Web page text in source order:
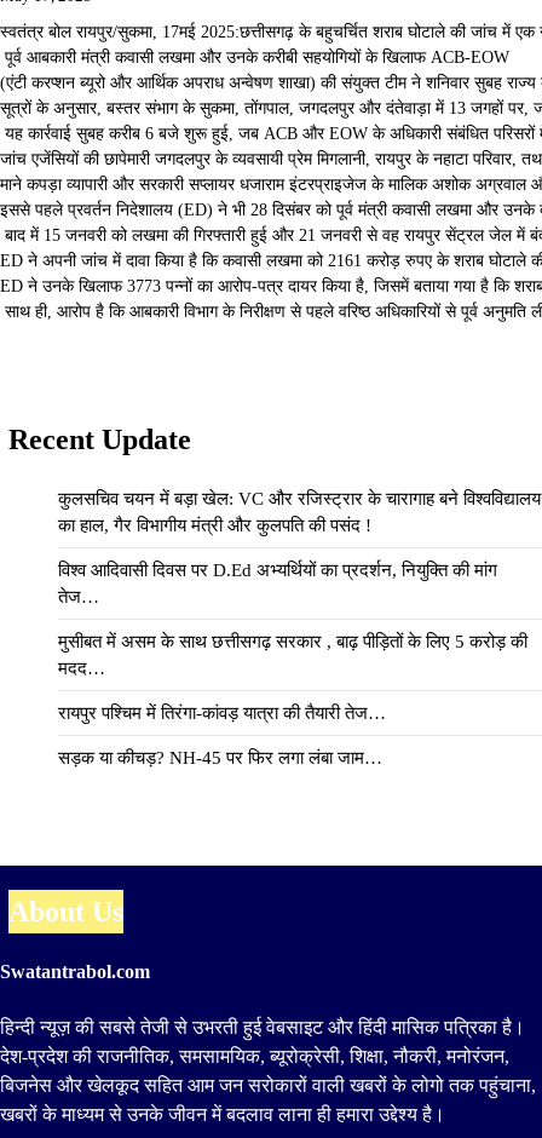
स्वतंत्र बोल रायपुर/सुकमा, 17मई 2025:छत्तीसगढ़ के बहुचर्चित शराब घोटाले की जांच में
पूर्व आबकारी मंत्री कवासी लखमा और उनके करीबी सहयोगियों के खिलाफ ACB-EOW
(एंटी करप्शन ब्यूरो और आर्थिक अपराध अन्वेषण शाखा) की संयुक्त टीम ने शनिवार सुबह राज्य
सूत्रों के अनुसार, बस्तर संभाग के सुकमा, तोंगपाल, जगदलपुर और दंतेवाड़ा में 13 जगहों पर,
यह कार्रवाई सुबह करीब 6 बजे शुरू हुई, जब ACB और EOW के अधिकारी संबंधित परिसरों में
जांच एजेंसियों की छापेमारी जगदलपुर के व्यवसायी प्रेम मिगलानी, रायपुर के नहाटा परिवार,
माने कपड़ा व्यापारी और सरकारी सप्लायर धजाराम इंटरप्राइजेज के मालिक अशोक
इससे पहले प्रवर्तन निदेशालय (ED) ने भी 28 दिसंबर को पूर्व मंत्री कवासी लखमा और उनके
बाद में 15 जनवरी को लखमा की गिरफ्तारी हुई और 21 जनवरी से वह रायपुर सेंट्रल जेल में
ED ने अपनी जांच में दावा किया है कि कवासी लखमा को 2161 करोड़ रुपए के शराब घोटाले
ED ने उनके खिलाफ 3773 पन्नों का आरोप-पत्र दायर किया है, जिसमें बताया गया है कि
साथ ही, आरोप है कि आबकारी विभाग के निरीक्षण से पहले वरिष्ठ अधिकारियों से पूर्व
Recent Update
कुलसचिव चयन में बड़ा खेल: VC और रजिस्ट्रार के चारागाह बने विश्वविद्यालय
का हाल, गैर विभागीय मंत्री और कुलपति की पसंद !
विश्व आदिवासी दिवस पर D.Ed अभ्यर्थियों का प्रदर्शन, नियुक्ति की मांग
तेज…
मुसीबत में असम के साथ छत्तीसगढ़ सरकार , बाढ़ पीड़ितों के लिए 5 करोड़ की
मदद…
रायपुर पश्चिम में तिरंगा-कांवड़ यात्रा की तैयारी तेज…
सड़क या कीचड़? NH-45 पर फिर लगा लंबा जाम…
About Us
Swatantrabol.com
हिन्दी न्यूज़ की सबसे तेजी से उभरती हुई वेबसाइट और हिंदी मासिक पत्रिका है।
देश-प्रदेश की राजनीतिक, समसामयिक, ब्यूरोक्रेसी, शिक्षा, नौकरी, मनोरंजन,
बिजनेस और खेलकूद सहित आम जन सरोकारों वाली खबरों के लोगो तक पहुंचाना,
खबरों के माध्यम से उनके जीवन में बदलाव लाना ही हमारा उद्देश्य है।